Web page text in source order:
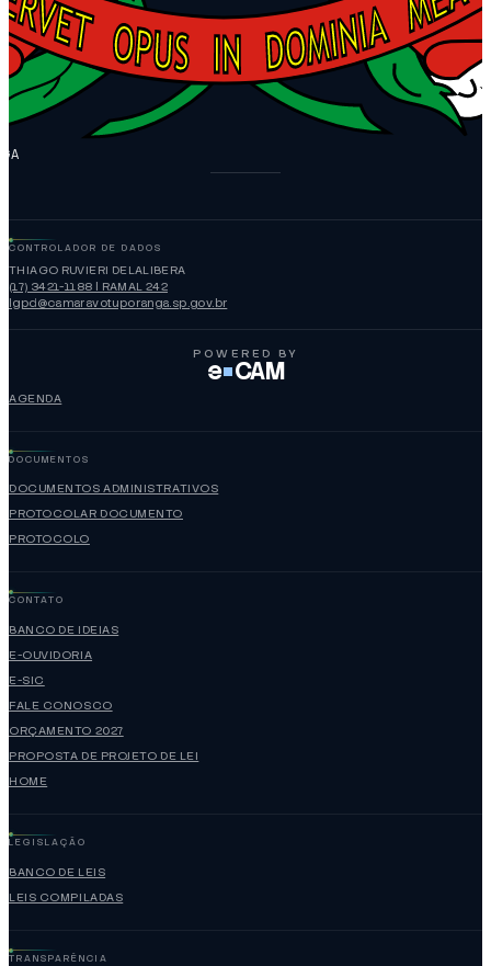
CONTROLADOR DE DADOS
THIAGO RUVIERI DELALIBERA
(17) 3421-1188 | RAMAL 242
lgpd@camaravotuporanga.sp.gov.br
POWERED BY
e CAM
AGENDA
DOCUMENTOS
DOCUMENTOS ADMINISTRATIVOS
PROTOCOLAR DOCUMENTO
PROTOCOLO
CONTATO
BANCO DE IDEIAS
E-OUVIDORIA
E-SIC
FALE CONOSCO
ORÇAMENTO 2027
PROPOSTA DE PROJETO DE LEI
HOME
LEGISLAÇÃO
BANCO DE LEIS
LEIS COMPILADAS
TRANSPARÊNCIA